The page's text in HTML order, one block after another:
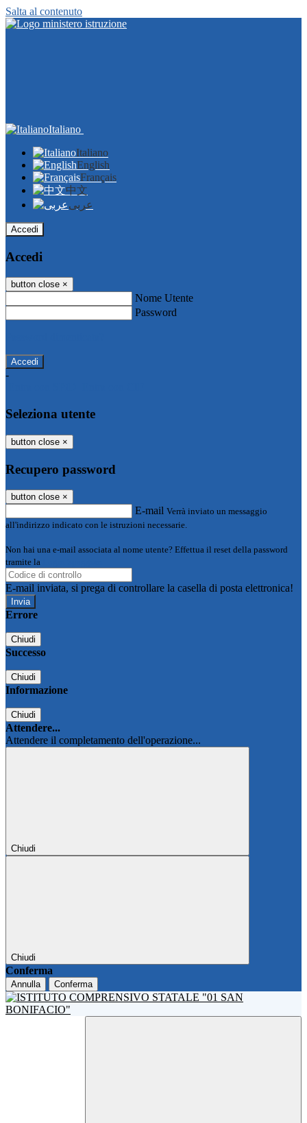
Salta al contenuto
Italiano
Italiano
English
Français
中文
عربى
Accedi
Accedi
button close ×
Nome Utente
Password
-
Seleziona utente
button close ×
Recupero password
button close ×
E-mail Verrà inviato un messaggio
all'indirizzo indicato con le istruzioni necessarie.
Non hai una e-mail associata al nome utente? Effettua il reset della password
tramite la
E-mail inviata, si prega di controllare la casella di posta elettronica!
Errore
Chiudi
Successo
Chiudi
Informazione
Chiudi
Attendere...
Attendere il completamento dell'operazione...
Chiudi
Chiudi
Conferma
Annulla Conferma